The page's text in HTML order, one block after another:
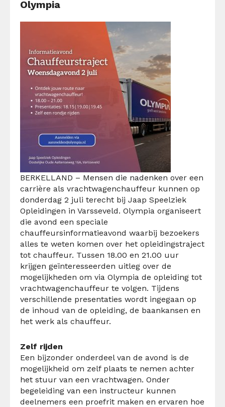
Olympia
BERKELLAND – Mensen die nadenken over een
carrière als vrachtwagenchauffeur kunnen op
donderdag 2 juli terecht bij Jaap Speelziek
Opleidingen in Varsseveld. Olympia organiseert
die avond een speciale
chauffeursinformatieavond waarbij bezoekers
alles te weten komen over het opleidingstraject
tot chauffeur. Tussen 18.00 en 21.00 uur
krijgen geïnteresseerden uitleg over de
mogelijkheden om via Olympia de opleiding tot
vrachtwagenchauffeur te volgen. Tijdens
verschillende presentaties wordt ingegaan op
de inhoud van de opleiding, de baankansen en
het werk als chauffeur.
Zelf rijden
Een bijzonder onderdeel van de avond is de
mogelijkheid om zelf plaats te nemen achter
het stuur van een vrachtwagen. Onder
begeleiding van een instructeur kunnen
deelnemers een proefrit maken en ervaren hoe